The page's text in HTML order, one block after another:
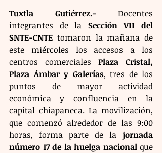
Tuxtla Gutiérrez.- Docentes
integrantes de la Sección VII del
SNTE-CNTE tomaron la mañana de
este miércoles los accesos a los
centros comerciales Plaza Cristal,
Plaza Ámbar y Galerías, tres de los
puntos de mayor actividad
económica y confluencia en la
capital chiapaneca. La movilización,
que comenzó alrededor de las 9:00
horas, forma parte de la jornada
número 17 de la huelga nacional que